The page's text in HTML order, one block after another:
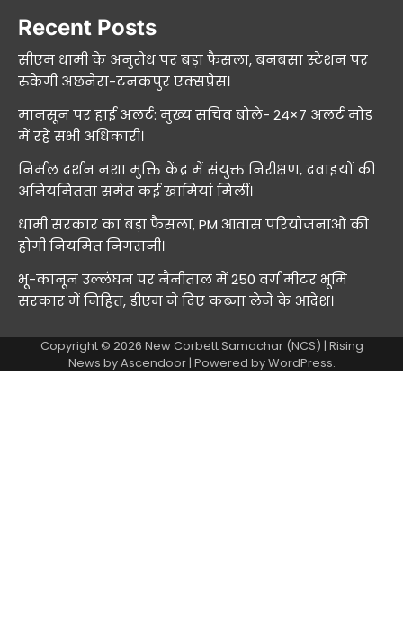
Recent Posts
सीएम धामी के अनुरोध पर बड़ा फैसला, बनबसा स्टेशन पर
रुकेगी अछनेरा-टनकपुर एक्सप्रेस।
मानसून पर हाई अलर्ट: मुख्य सचिव बोले- 24×7 अलर्ट मोड
में रहें सभी अधिकारी।
निर्मल दर्शन नशा मुक्ति केंद्र में संयुक्त निरीक्षण, दवाइयों की
अनियमितता समेत कई खामियां मिलीं।
धामी सरकार का बड़ा फैसला, PM आवास परियोजनाओं की
होगी नियमित निगरानी।
भू-कानून उल्लंघन पर नैनीताल में 250 वर्ग मीटर भूमि
सरकार में निहित, डीएम ने दिए कब्जा लेने के आदेश।
Copyright © 2026 New Corbett Samachar (NCS) | Rising
News byAscendoor| Powered byWordPress.